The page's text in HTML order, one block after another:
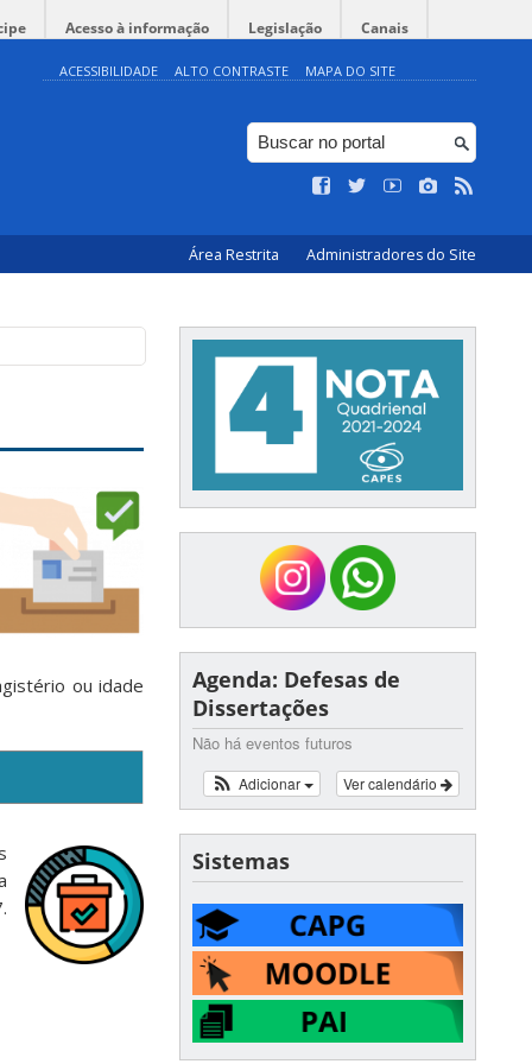
Acesso à informação Legislação Canais
ACESSIBILIDADE ALTO CONTRASTE MAPA DO SITE
Área Restrita Administradores do Site
ou idade
Agenda: Defesas de
Dissertações
Não há eventos futuros
Ver calendário
Adicionar
Sistemas